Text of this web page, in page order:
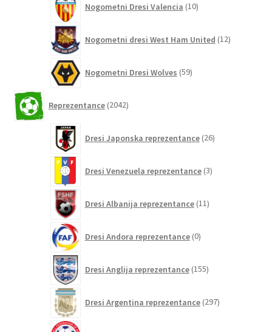
Nogometni Dresi Valencia 10izdelkov
Nogometni dresi West Ham United 12izdelkov
Nogometni Dresi Wolves 59izdelkov
Reprezentance 2042izdelkov
Dresi Japonska reprezentance 26izdelkov
Dresi Venezuela reprezentance 3izdelki
Dresi Albanija reprezentance 11izdelkov
Dresi Andora reprezentance 0izdelkov
Dresi Anglija reprezentance 155izdelkov
Dresi Argentina reprezentance 297izdelkov